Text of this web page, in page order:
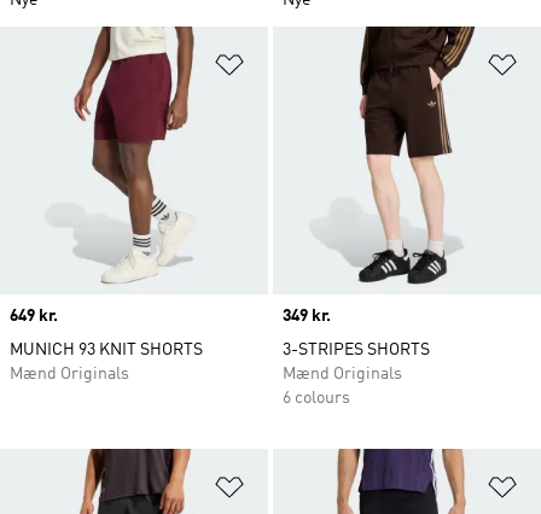
Føj til ønskeliste
Price
649 kr.
MUNICH 93 KNIT SHORTS
Mænd Originals
Price
349 kr.
3-STRIPES SHORTS
Mænd Originals
6 colours
Føj til ønskeliste